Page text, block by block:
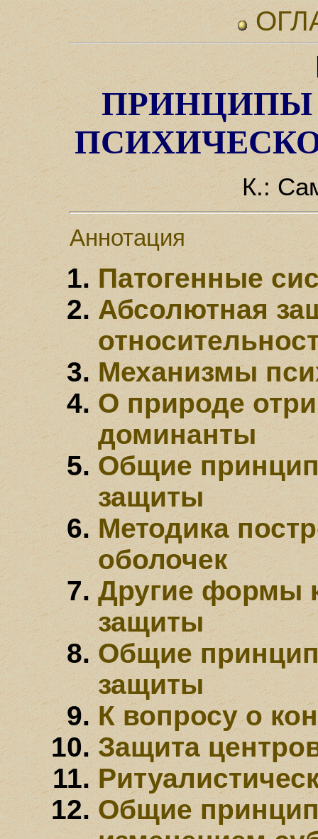
ПРИНЦИПЫ
К.:
Аннотация
Патогенные
Абсолютная
Механизмы
О природе
доминанты
Общие
защиты
Методика
оболочек
Другие формы
защиты
Общие
защиты
К вопросу о
Защита
Общие